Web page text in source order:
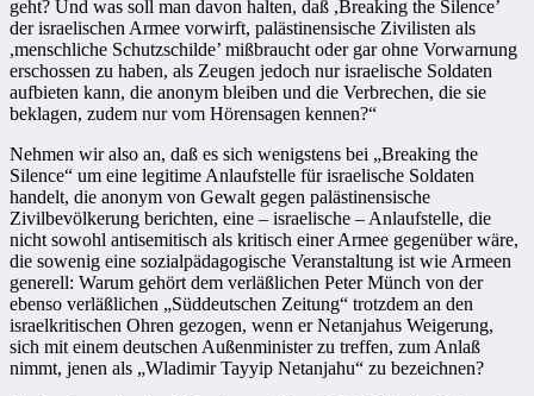
geht? Und was soll man davon halten, daß ,Breaking the Silence’
der israelischen Armee vorwirft, palästinensische Zivilisten als
,menschliche Schutzschilde’ mißbraucht oder gar ohne Vorwarnung
erschossen zu haben, als Zeugen jedoch nur israelische Soldaten
aufbieten kann, die anonym bleiben und die Verbrechen, die sie
beklagen, zudem nur vom Hörensagen kennen?“
Nehmen wir also an, daß es sich wenigstens bei „Breaking the
Silence“ um eine legitime Anlaufstelle für israelische Soldaten
handelt, die anonym von Gewalt gegen palästinensische
Zivilbevölkerung berichten, eine – israelische – Anlaufstelle, die
nicht sowohl antisemitisch als kritisch einer Armee gegenüber wäre,
die sowenig eine sozialpädagogische Veranstaltung ist wie Armeen
generell: Warum gehört dem verläßlichen Peter Münch von der
ebenso verläßlichen „Süddeutschen Zeitung“ trotzdem an den
israelkritischen Ohren gezogen, wenn er Netanjahus Weigerung,
sich mit einem deutschen Außenminister zu treffen, zum Anlaß
nimmt, jenen als „Wladimir Tayyip Netanjahu“ zu bezeichnen?